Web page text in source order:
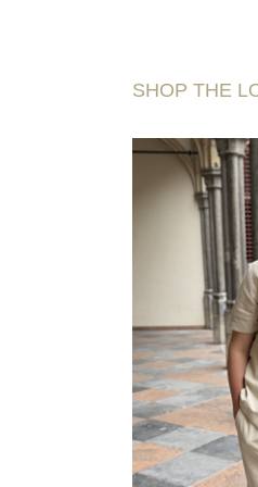
SHOP THE